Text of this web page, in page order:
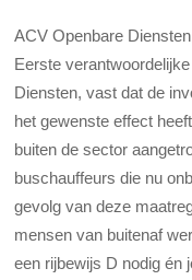
ACV Openbare
Eerste
Diensten, vast dat de
het gewenste effect
buiten de sector
buschauffeurs die nu
gevolg van deze
mensen van buitenaf
een rijbewijs D nodig én